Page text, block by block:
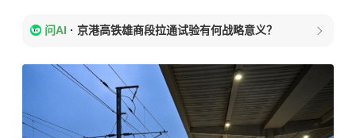
问AI · 京港高铁雄商段拉通试验有何战略意义？